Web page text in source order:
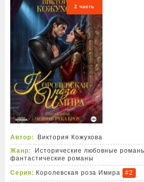
2 часть
Автор:
Виктория Кожухова
Жанр:
Исторические любовные
фантастические романы
Серия: Королевская роза Имира #2